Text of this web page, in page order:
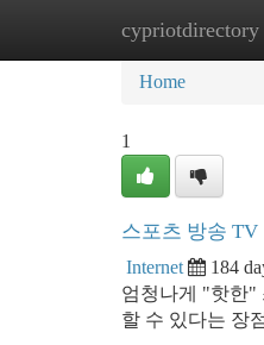
cypriotdirectory
Home
Home
1
스포츠 방송 TV
Internet 184
엄청나게 "핫한"
할 수 있다는 장